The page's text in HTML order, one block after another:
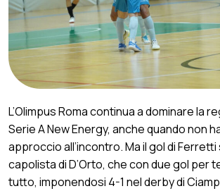
L’Olimpus Roma continua a dominare la
Serie A New Energy, anche quando non
approccio all’incontro. Ma il gol di Ferretti
capolista di D’Orto, che con due gol per
tutto, imponendosi 4-1 nel derby di